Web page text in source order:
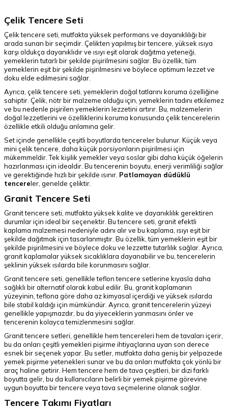
Çelik Tencere Seti
Çelik tencere seti, mutfakta yüksek performans ve dayanıklılığı bir
arada sunan bir seçimdir. Çelikten yapılmış bir tencere, yüksek ısıya
karşı oldukça dayanıklıdır ve ısıyı eşit olarak dağıtma yeteneği,
yemeklerin tutarlı bir şekilde pişirilmesini sağlar. Bu özellik, tüm
yemeklerin eşit bir şekilde pişirilmesini ve böylece optimum lezzet ve
doku elde edilmesini sağlar.
Ayrıca, çelik tencere seti, yemeklerin doğal tatlarını koruma özelliğine
sahiptir. Çelik, nötr bir malzeme olduğu için, yemeklerin tadını etkilemez
ve bu nedenle pişirilen yemeklerin lezzetini artırır. Bu, malzemelerin
doğal lezzetlerini ve özelliklerini koruma konusunda çelik tencerelerin
özellikle etkili olduğu anlamına gelir.
Set içinde genellikle çeşitli boyutlarda tencereler bulunur. Küçük veya
mini çelik tencere, daha küçük porsiyonların pişirilmesi için
mükemmeldir. Tek kişilik yemekler veya soslar gibi daha küçük öğelerin
hazırlanması için idealdir. Bu tencerenin boyutu, enerji verimliliği sağlar
ve gerektiğinde hızlı bir şekilde ısınır. Patlamayan düdüklü
tencereler, genelde çeliktir.
Granit Tencere Seti
Granit tencere seti, mutfakta yüksek kalite ve dayanıklılık gerektiren
durumlar için ideal bir seçenektir. Bu tencere seti, granit efektli
kaplama malzemesi nedeniyle adını alır ve bu kaplama, ısıyı eşit bir
şekilde dağıtmak için tasarlanmıştır. Bu özellik, tüm yemeklerin eşit bir
şekilde pişirilmesini ve böylece doku ve lezzette tutarlılık sağlar. Ayrıca,
granit kaplamalar yüksek sıcaklıklara dayanabilir ve bu, tencerelerin
şeklinin yüksek ısılarda bile korunmasını sağlar.
Granit tencere seti, genellikle teflon tencere setlerine kıyasla daha
sağlıklı bir alternatif olarak kabul edilir. Bu, granit kaplamanın
yüzeyinin, teflona göre daha az kimyasal içerdiği ve yüksek ısılarda
bile stabil kaldığı için mümkündür. Ayrıca, granit tencerelerin yüzeyi
genellikle yapışmazdır, bu da yiyeceklerin yanmasını önler ve
tencerenin kolayca temizlenmesini sağlar.
Granit tencere setleri, genellikle hem tencereleri hem de tavaları içerir,
bu da onları çeşitli yemekleri pişirme ihtiyaçlarına uyan son derece
esnek bir seçenek yapar. Bu setler, mutfakta daha geniş bir yelpazede
yemek pişirme yetenekleri sunar ve bu da onları mutfakta çok yönlü bir
araç haline getirir. Hem tencere hem de tava çeşitleri, bir dizi farklı
boyutta gelir, bu da kullanıcıların belirli bir yemek pişirme görevine
uygun boyutta bir tencere veya tava seçmelerine olanak sağlar.
Tencere Takımı Fiyatları